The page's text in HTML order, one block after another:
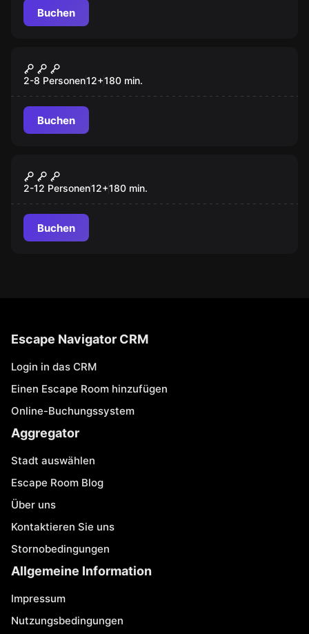
Buchen
Neu
Schnitzeljagd
2-8 Personen12+180 min.
Buchen
Neu
Das Magische Portal
2-12 Personen12+180 min.
Buchen
Escape Navigator CRM
Login in das CRM
Einen Escape Room hinzufügen
Online-Buchungssystem
Aggregator
Stadt auswählen
Escape Room Blog
Über uns
Kontaktieren Sie uns
Stornobedingungen
Allgemeine Information
Impressum
Nutzungsbedingungen